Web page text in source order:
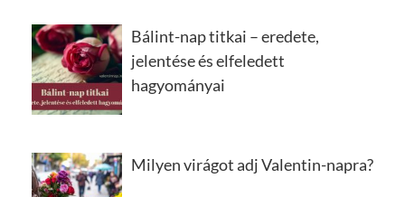
Bálint-nap titkai – eredete,
jelentése és elfeledett
hagyományai
Milyen virágot adj Valentin-napra?